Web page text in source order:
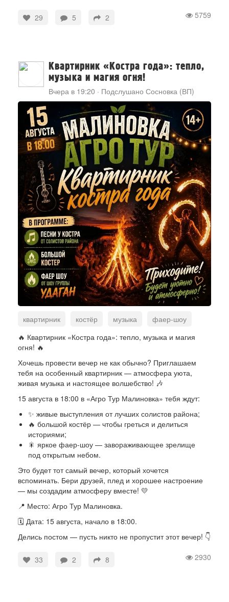
5759
29 5 2
Квартирник «Костра года»: тепло,
музыка и магия огня!
Вчера в 19:20 · Подслушано Сосновка (ВП)
квартирник костёр музыка
фаер-шоу
мероприятие
Агро Тур Малиновка
🔥 Квартирник «Костра года»: тепло, музыка и магия
огня! 🔥
Хочешь провести вечер не как обычно? Приглашаем
тебя на особенный квартирник — атмосфера уюта,
живая музыка и настоящее волшебство! 🎶
15 августа в 18:00 в «Агро Тур Малиновка» тебя ждут:
✨ живые выступления от лучших солистов района;
🔥 большой костёр — чтобы греться и делиться
историями;
🎇 яркое фаер‑шоу — завораживающее зрелище
под открытым небом.
Это будет тот самый вечер, который хочется
вспоминать. Бери друзей, плед и хорошее настроение
— мы создадим атмосферу вместе! 💛
📍 Место: Агро Тур Малиновка.
🗓 Дата: 15 августа, начало в 18:00.
Делись постом — пусть никто не пропустит этот вечер! 👇
2930
33 2 8